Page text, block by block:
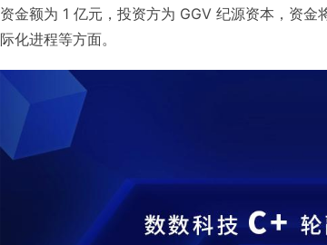
资金额为 1 亿元，投资方为 GGV 纪源资本，资
际化进程等方面。